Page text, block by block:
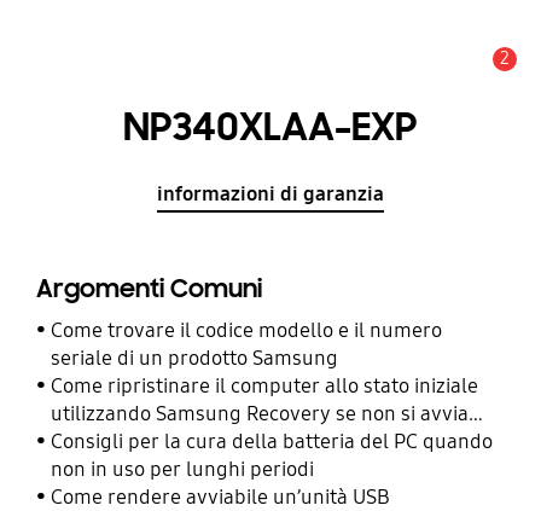
2
NP340XLAA-EXP
informazioni di garanzia
Argomenti Comuni
Come trovare il codice modello e il numero
seriale di un prodotto Samsung
Come ripristinare il computer allo stato iniziale
utilizzando Samsung Recovery se non si avvia
con Windows
Consigli per la cura della batteria del PC quando
non in uso per lunghi periodi
Come rendere avviabile un’unità USB